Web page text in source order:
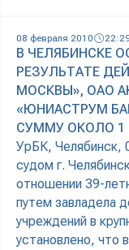
08 февраля 2010
В ЧЕЛЯБИНСКЕ
РЕЗУЛЬТАТЕ
МОСКВЫ», ОАО
«ЮНИАСТРУМ
СУММУ ОКОЛО 1
УрБК, Челябинск,
судом г.
отношении 39-
путем завладела
учреждений в
установлено, что